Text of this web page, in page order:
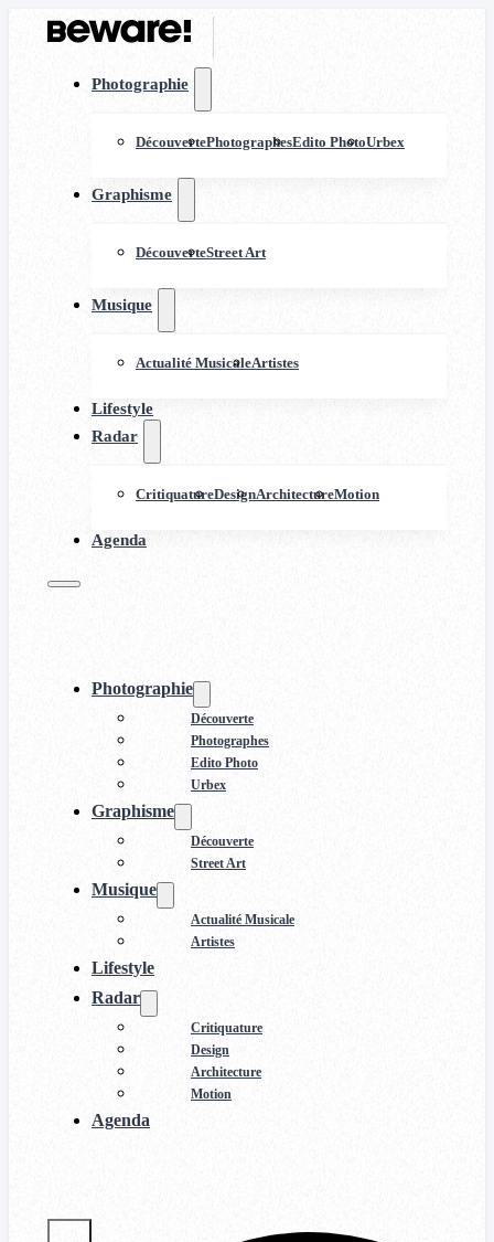
Photographie
DécouvertePhotographesEdito PhotoUrbex
Graphisme
DécouverteStreet Art
Musique
Actualité MusicaleArtistes
Lifestyle
Radar
CritiquatureDesignArchitectureMotion
Agenda
Photographie
Découverte
Photographes
Edito Photo
Urbex
Graphisme
Découverte
Street Art
Musique
Actualité Musicale
Artistes
Lifestyle
Radar
Critiquature
Design
Architecture
Motion
Agenda